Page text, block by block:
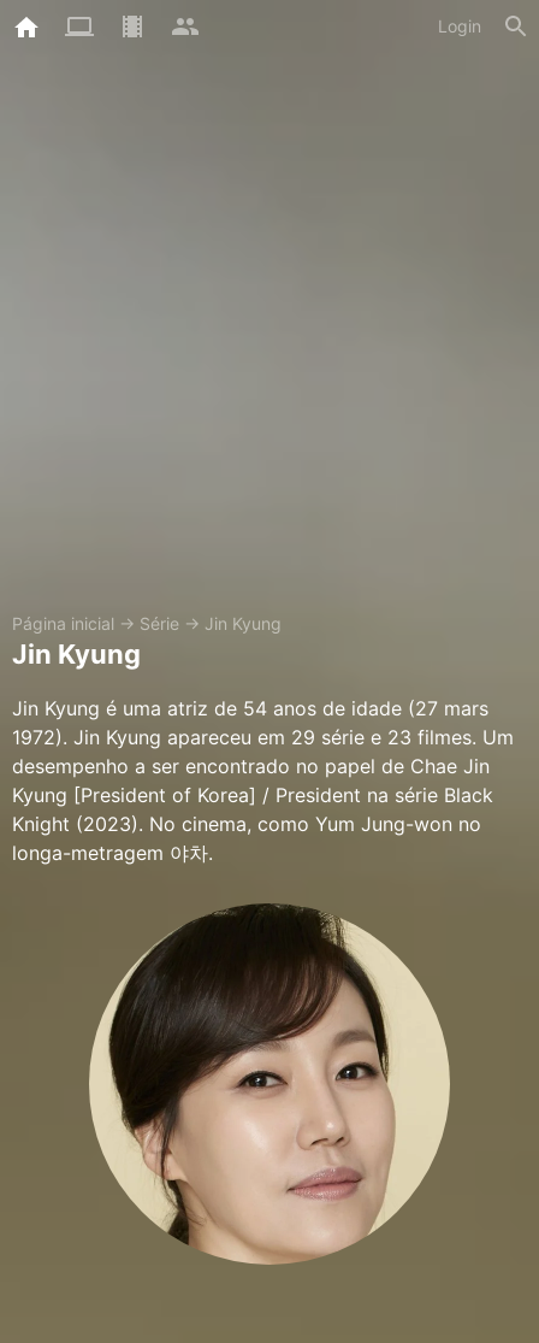
Login
Página inicial → Série → Jin Kyung
Jin Kyung
Jin Kyung é uma atriz de 54 anos de idade (27 mars
1972). Jin Kyung apareceu em 29 série e 23 filmes. Um
desempenho a ser encontrado no papel de Chae Jin
Kyung [President of Korea] / President na série Black
Knight (2023). No cinema, como Yum Jung-won no
longa-metragem 야차.